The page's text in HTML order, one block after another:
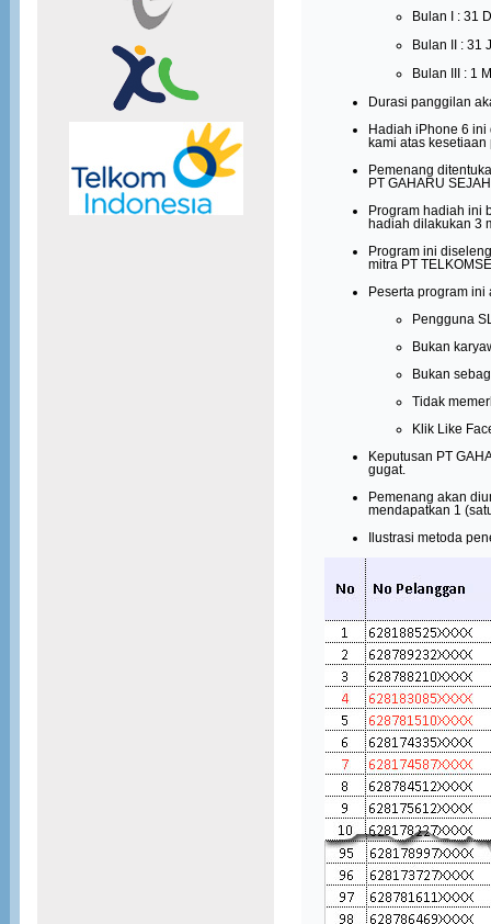
Bulan I : 31
Bulan II : 31
Bulan III : 1
Durasi panggilan
Hadiah iPhone 6 ini
kami atas
Pemenang
PT GAHARU
Program hadiah ini
hadiah dilakukan 3
Program ini
mitra PT
Peserta program ini
Pengguna
Bukan
Bukan
Tidak
Klik Like
Keputusan PT
gugat.
Pemenang akan
mendapatkan 1
Ilustrasi metoda